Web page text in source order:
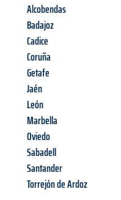
Alcobendas
Badajoz
Cadice
Coruña
Getafe
Jaén
León
Marbella
Oviedo
Sabadell
Santander
Torrejón de Ardoz